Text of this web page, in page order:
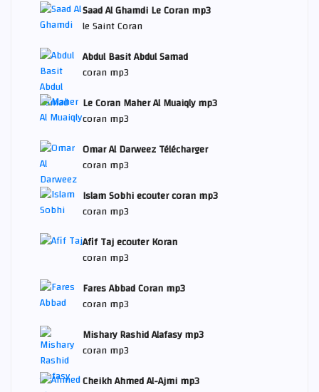
Saad Al Ghamdi Le Coran mp3
le Saint Coran
Abdul Basit Abdul Samad
coran mp3
Le Coran Maher Al Muaiqly mp3
coran mp3
Omar Al Darweez Télécharger
coran mp3
Islam Sobhi ecouter coran mp3
coran mp3
Afif Taj ecouter Koran
coran mp3
Fares Abbad Coran mp3
coran mp3
Mishary Rashid Alafasy mp3
coran mp3
Cheikh Ahmed Al-Ajmi mp3